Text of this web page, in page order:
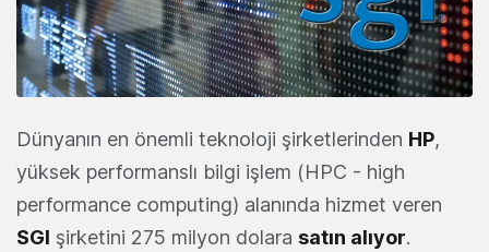
Dünyanın en önemli teknoloji şirketlerinden HP,
yüksek performanslı bilgi işlem (HPC - high
performance computing) alanında hizmet veren
SGI şirketini 275 milyon dolara satın alıyor.